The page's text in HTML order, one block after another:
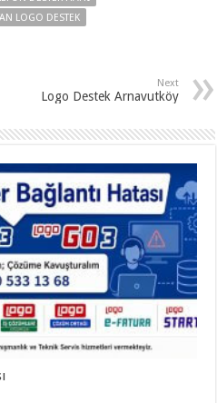
LOGO DESTEK
Next
Logo Destek Arnavutköy